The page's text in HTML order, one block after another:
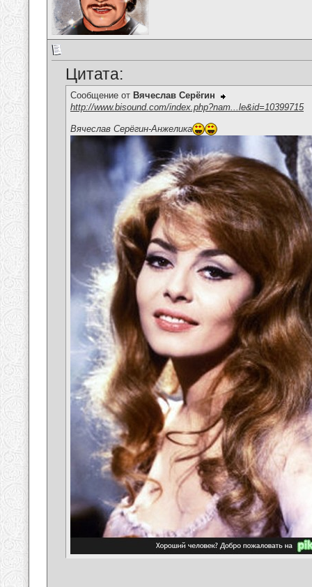
Цитата:
Сообщение от Вячеслав Серёгин
http://www.bisound.com/index.php?nam...le&id=10399715
Вячеслав Серёгин-Анжелика